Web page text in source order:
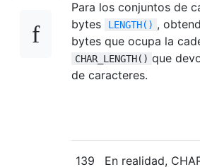
Para los conjuntos de
bytes
LENGTH() ,
bytes que ocupa la
CHAR_LENGTH() que
de caracteres.
139
En realidad,